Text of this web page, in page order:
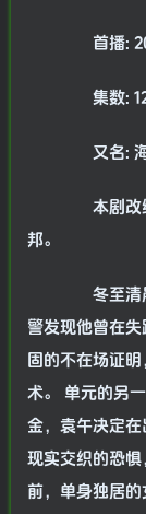
首播:
集数:
又名: 海
本剧改编
邦。
冬至清晨
警发现他曾在
固的不在场证
术。 单元的另
金，袁午决定
现实交织的恐
前，单身独居